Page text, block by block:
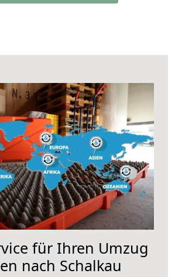
für Ihren Umzug
nach Schalkau